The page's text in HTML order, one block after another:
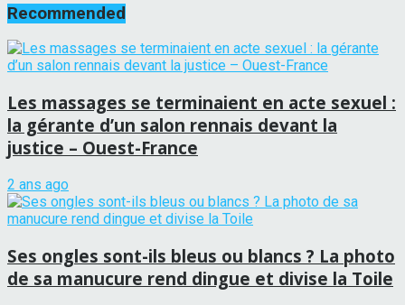
Recommended
Les massages se terminaient en acte sexuel :
la gérante d’un salon rennais devant la
justice – Ouest-France
2 ans ago
Ses ongles sont-ils bleus ou blancs ? La photo
de sa manucure rend dingue et divise la Toile